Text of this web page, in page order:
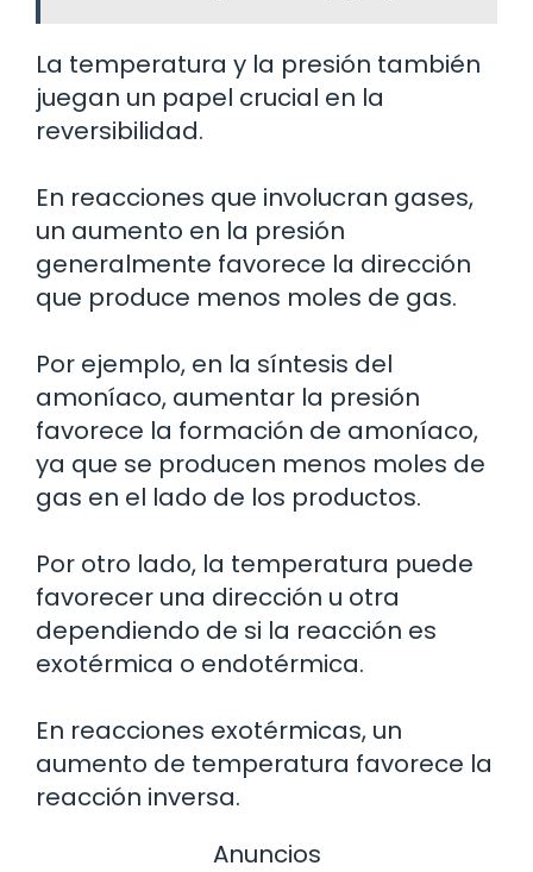
La temperatura y la presión también
juegan un papel crucial en la
reversibilidad.
En reacciones que involucran gases,
un aumento en la presión
generalmente favorece la dirección
que produce menos moles de gas.
Por ejemplo, en la síntesis del
amoníaco, aumentar la presión
favorece la formación de amoníaco,
ya que se producen menos moles de
gas en el lado de los productos.
Por otro lado, la temperatura puede
favorecer una dirección u otra
dependiendo de si la reacción es
exotérmica o endotérmica.
En reacciones exotérmicas, un
aumento de temperatura favorece la
reacción inversa.
Anuncios